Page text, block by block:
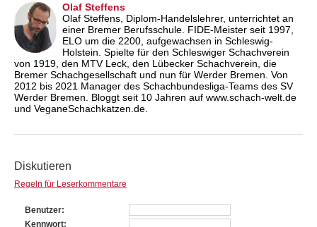
Olaf Steffens
Olaf Steffens, Diplom-Handelslehrer, unterrichtet an
einer Bremer Berufsschule. FIDE-Meister seit 1997,
ELO um die 2200, aufgewachsen in Schleswig-
Holstein. Spielte für den Schleswiger Schachverein
von 1919, den MTV Leck, den Lübecker Schachverein, die
Bremer Schachgesellschaft und nun für Werder Bremen. Von
2012 bis 2021 Manager des Schachbundesliga-Teams des SV
Werder Bremen. Bloggt seit 10 Jahren auf www.schach-welt.de
und VeganeSchachkatzen.de.
Diskutieren
Regeln für Leserkommentare
Benutzer
Kennwort